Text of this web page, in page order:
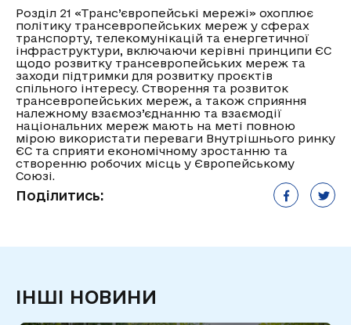
Поділитись:
Розділ 21 «Транс’європейські мережі» охоплює
політику трансевропейських мереж у сферах
транспорту, телекомунікацій та енергетичної
інфраструктури, включаючи керівні принципи ЄС
щодо розвитку трансевропейських мереж та
заходи підтримки для розвитку проєктів
спільного інтересу. Створення та розвиток
трансевропейських мереж, а також сприяння
належному взаємоз’єднанню та взаємодії
національних мереж мають на меті повною
мірою використати переваги Внутрішнього ринку
ЄС та сприяти економічному зростанню та
створенню робочих місць у Європейському
Союзі.
ІНШІ НОВИНИ